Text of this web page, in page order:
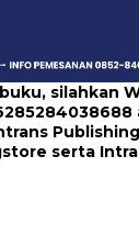
silahkan
Publishing
serta